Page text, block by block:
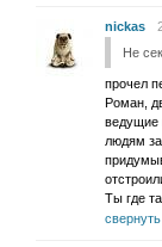
nickas
Не
прочел
Роман,
ведущие
людям
Ты где